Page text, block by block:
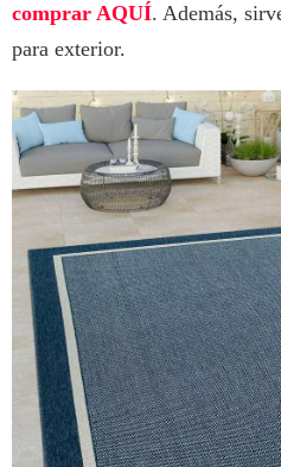
comprar AQUÍ. Además,
para exterior.